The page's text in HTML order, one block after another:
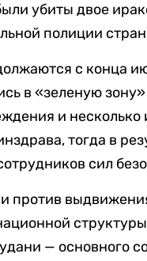
убиты двое
полиции
с конца
в «зеленую
и
тогда в
сил
против
— основного